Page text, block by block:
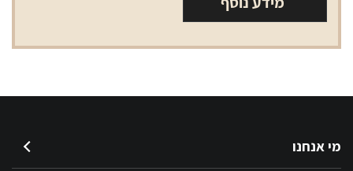
מי אנחנו